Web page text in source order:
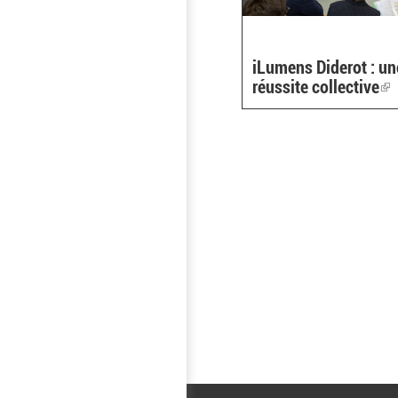
iLumens Diderot :
réussite collective
is